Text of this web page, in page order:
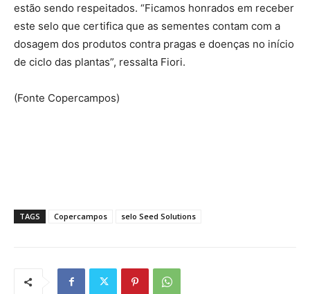
estão sendo respeitados. “Ficamos honrados em receber
este selo que certifica que as sementes contam com a
dosagem dos produtos contra pragas e doenças no início
de ciclo das plantas”, ressalta Fiori.
(Fonte Copercampos)
TAGS Copercampos selo Seed Solutions